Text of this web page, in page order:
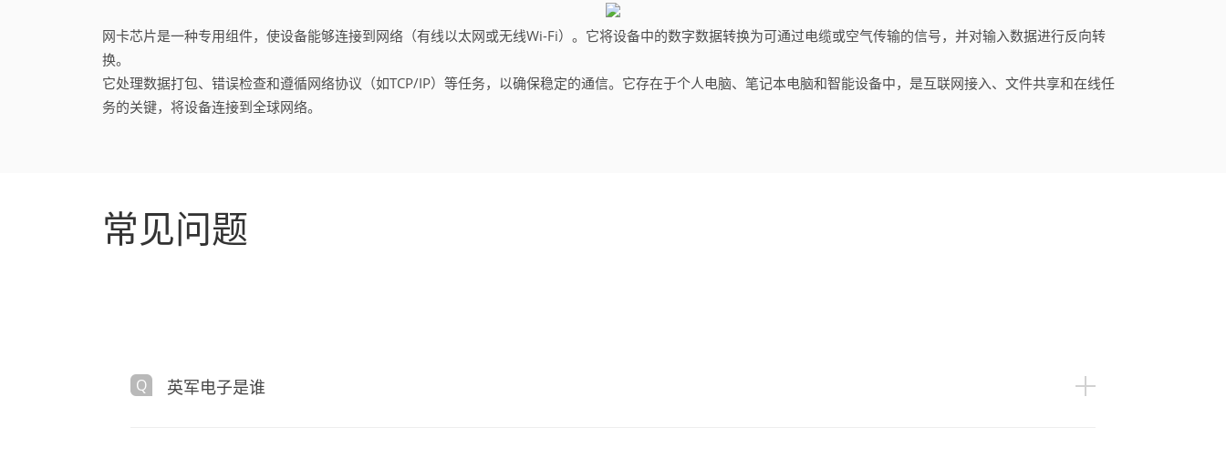
网卡芯片是一种专用组件，使设备能够连接到网络（有线以太网或无线Wi-Fi）。 它将设备中的数字数据转换为可通过电缆或空气传输的信号，并对输入数据进行反向转
换。
它处理数据打包、错误检查和遵循网络协议（如TCP/IP）等任务，以确保稳定的通信。 它存在于个人电脑、笔记本电脑和智能设备中，是互联网接入、文件共享和在线任
务的关键，将设备连接到全球网络。
常见问题
英军电子是谁